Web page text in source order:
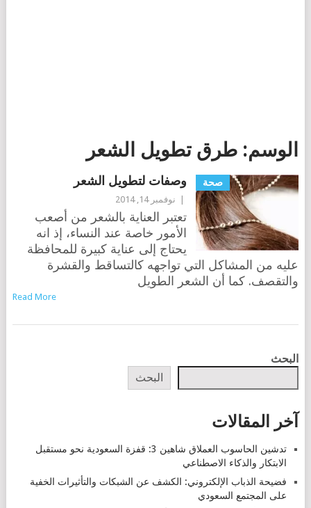
الوسم: طرق تطويل الشعر
صحة وصفات لتطويل الشعر
نوفمبر 14, 2014
تعتبر العناية بالشعر من أصعب
الأمور خاصة عند النساء، إذ انه
يحتاج إلى عناية كبيرة للمحافظة
عليه من المشاكل التي تواجهه كالتساقط والقشرة
والتقصف. كما أن الشعر الطويل
Read More
POSTS
البحث
البحث
آخر المقالات
تدشين الحاسوب العملاق شاهين 3: قفزة السعودية نحو مستقبل
الابتكار والذكاء الاصطناعي
فضيحة الذباب الإلكتروني: الكشف عن الشبكات والتأثيرات الخفية
على المجتمع السعودي